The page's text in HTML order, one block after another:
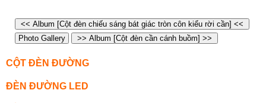
<< Album [Cột đèn chiếu sáng bát giác tròn côn kiểu rời cần] <<
Photo Gallery
>> Album [Cột đèn cần cánh buồm] >>
CỘT ĐÈN ĐƯỜNG
ĐÈN ĐƯỜNG LED